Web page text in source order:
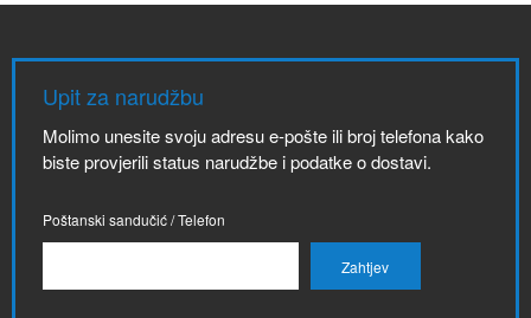
Upit za narudžbu
Molimo unesite svoju adresu e-pošte ili broj telefona kako
biste provjerili status narudžbe i podatke o dostavi.
Poštanski sandučić / Telefon